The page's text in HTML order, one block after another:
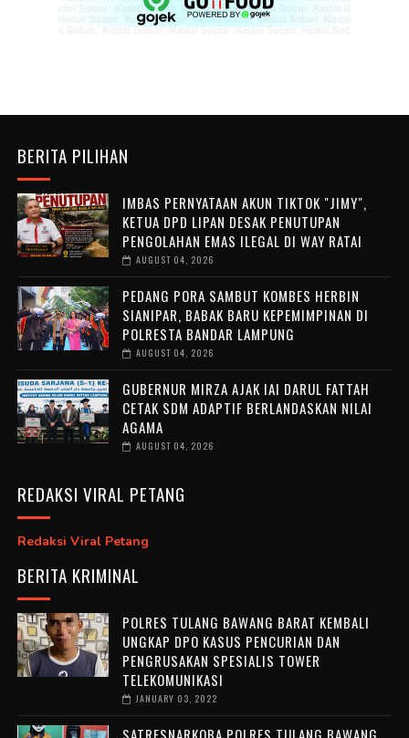
BERITA PILIHAN
IMBAS PERNYATAAN AKUN TIKTOK "JIMY",
KETUA DPD LIPAN DESAK PENUTUPAN
PENGOLAHAN EMAS ILEGAL DI WAY RATAI
AUGUST 04, 2026
PEDANG PORA SAMBUT KOMBES HERBIN
SIANIPAR, BABAK BARU KEPEMIMPINAN DI
POLRESTA BANDAR LAMPUNG
AUGUST 04, 2026
GUBERNUR MIRZA AJAK IAI DARUL FATTAH
CETAK SDM ADAPTIF BERLANDASKAN NILAI
AGAMA
AUGUST 04, 2026
REDAKSI VIRAL PETANG
Redaksi Viral Petang
BERITA KRIMINAL
POLRES TULANG BAWANG BARAT KEMBALI
UNGKAP DPO KASUS PENCURIAN DAN
PENGRUSAKAN SPESIALIS TOWER
TELEKOMUNIKASI
JANUARY 03, 2022